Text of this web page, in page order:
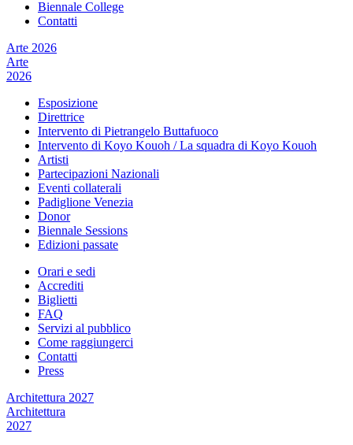
Biennale College
Contatti
Arte 2026
Arte
2026
Esposizione
Direttrice
Intervento di Pietrangelo Buttafuoco
Intervento di Koyo Kouoh / La squadra di Koyo Kouoh
Artisti
Partecipazioni Nazionali
Eventi collaterali
Padiglione Venezia
Donor
Biennale Sessions
Edizioni passate
Orari e sedi
Accrediti
Biglietti
FAQ
Servizi al pubblico
Come raggiungerci
Contatti
Press
Architettura 2027
Architettura
2027